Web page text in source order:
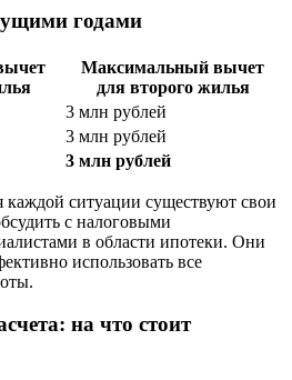
годами
Максимальный вычет
для второго жилья
3 млн рублей
3 млн рублей
3 млн рублей
каждой ситуации существуют свои
с налоговыми
в области ипотеки. Они
использовать все
на что стоит